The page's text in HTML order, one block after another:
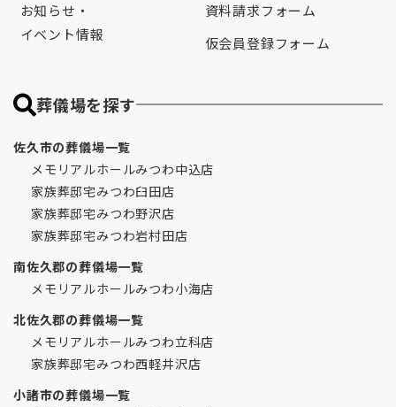
お知らせ・
イベント情報
資料請求フォーム
仮会員登録フォーム
葬儀場を探す
佐久市の葬儀場一覧
メモリアルホールみつわ中込店
家族葬邸宅みつわ臼田店
家族葬邸宅みつわ野沢店
家族葬邸宅みつわ岩村田店
南佐久郡の葬儀場一覧
メモリアルホールみつわ小海店
北佐久郡の葬儀場一覧
メモリアルホールみつわ立科店
家族葬邸宅みつわ西軽井沢店
小諸市の葬儀場一覧